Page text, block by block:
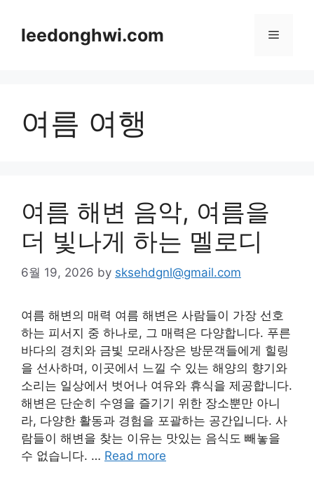
contentleedonghwi.com Menu
여름 여행
여름 해변 음악, 여름을
더 빛나게 하는 멜로디
6월 19, 2026 by sksehdgnl@gmail.com
여름 해변의 매력 여름 해변은 사람들이 가장 선호
하는 피서지 중 하나로, 그 매력은 다양합니다. 푸른
바다의 경치와 금빛 모래사장은 방문객들에게 힐링
을 선사하며, 이곳에서 느낄 수 있는 해양의 향기와
소리는 일상에서 벗어나 여유와 휴식을 제공합니다.
해변은 단순히 수영을 즐기기 위한 장소뿐만 아니
라, 다양한 활동과 경험을 포괄하는 공간입니다. 사
람들이 해변을 찾는 이유는 맛있는 음식도 빼놓을
수 없습니다. … Read more